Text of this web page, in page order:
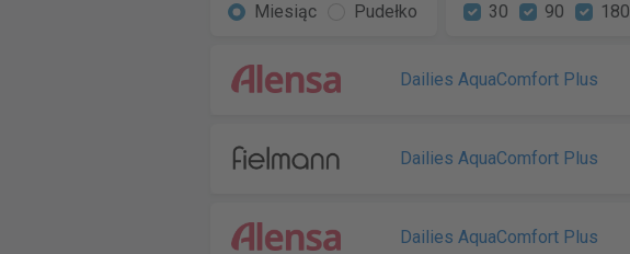
Miesiąc
Pudełko
30
90 180
Dailies AquaComfort Plus
Dailies AquaComfort Plus
Dailies AquaComfort Plus